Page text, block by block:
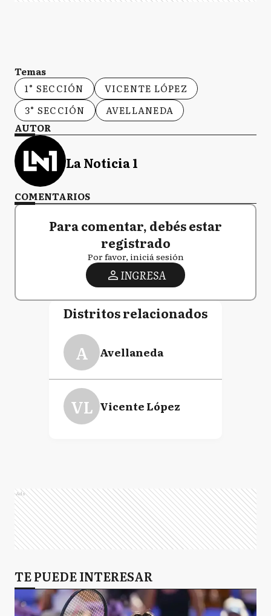
Temas
1° SECCIÓN
VICENTE LÓPEZ
3° SECCIÓN
AVELLANEDA
AUTOR
La Noticia 1
COMENTARIOS
Para comentar, debés estar
registrado
Por favor, iniciá sesión
INGRESA
Distritos relacionados
A Avellaneda
VL Vicente López
Ads
TE PUEDE INTERESAR